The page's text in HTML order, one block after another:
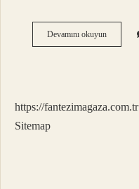
Devamını okuyunSimitin
Besin
https://fantezimagaza.com.tr
Sitemap